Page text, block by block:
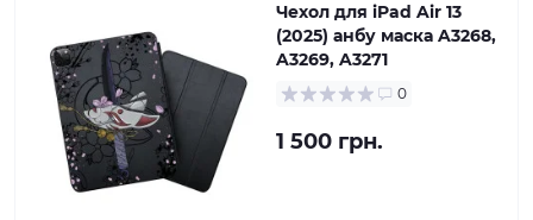
Чехол для iPad Air 13
(2025) анбу маска A3268,
A3269, A3271
0
1 500 грн.